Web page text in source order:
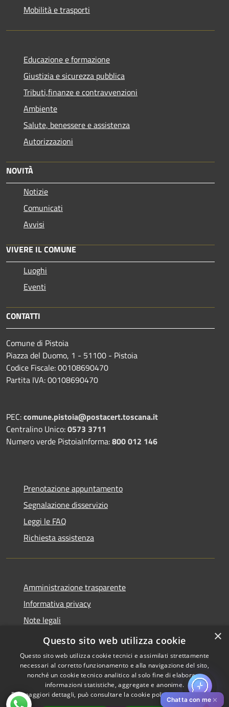
Mobilità e trasporti
Educazione e formazione
Giustizia e sicurezza pubblica
Tributi,finanze e contravvenzioni
Ambiente
Salute, benessere e assistenza
Autorizzazioni
NOVITÀ
Notizie
Comunicati
Avvisi
VIVERE IL COMUNE
Luoghi
Eventi
CONTATTI
Comune di Pistoia
Piazza del Duomo, 1 - 51100 - Pistoia
Codice Fiscale: 00108690470
Partita IVA: 00108690470
PEC:comune.pistoia@postacert.toscana.it
Centralino Unico:0573 3711
Numero verde PistoiaInforma:800 012 146
Prenotazione appuntamento
Segnalazione disservizio
Leggi le FAQ
Richiesta assistenza
Amministrazione trasparente
Informativa privacy
Note legali
Dichiarazione di accessibilità
Accessibilità
Copyright © 2026 • Comune di
Pistoia • Powered by
Chatta con me ✕
×
Questo sito web utilizza cookie
Questo sito web utilizza cookie tecnici e assimilati strettamente
necessari al corretto funzionamento e alla navigazione del sito,
nonché un cookie tecnico analitico al solo fine di elaborare
informazioni statistiche, aggregate e anonime.
Per maggiori dettagli, può consultare la cookie policy al seguentelink